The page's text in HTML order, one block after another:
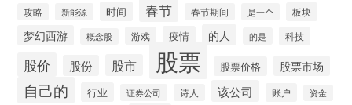
攻略 新能源 时间 春节 春节期间 是一个 板块
梦幻西游 概念股 游戏 疫情 的人 的是 科技
股价 股份 股市 股票 股票价格 股票市场
自己的 行业 证券公司 诗人 该公司 账户 资金